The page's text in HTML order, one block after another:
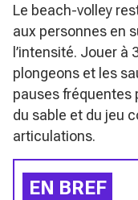
Le beach-volley
aux personnes en
l’intensité. Jouer à
plongeons et les
pauses fréquentes
du sable et du jeu
articulations.
EN BREF